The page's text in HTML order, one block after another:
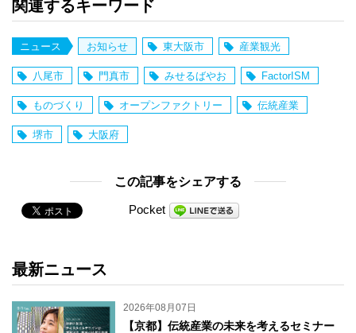
関連するキーワード
ニュース お知らせ 東大阪市 産業観光
八尾市 門真市 みせるばやお FactorISM
ものづくり オープンファクトリー 伝統産業
堺市 大阪府
この記事をシェアする
Pocket
最新ニュース
2026年08月07日
【京都】伝統産業の未来を考えるセミナー